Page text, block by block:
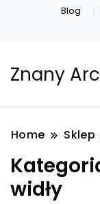
Blog
Znany
Home Sklep
widły